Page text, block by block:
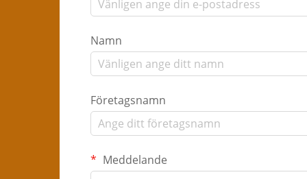
Namn
Företagsnamn
Meddelande